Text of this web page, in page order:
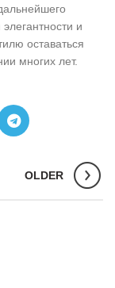
и
оставаться
многих лет.
OLDER